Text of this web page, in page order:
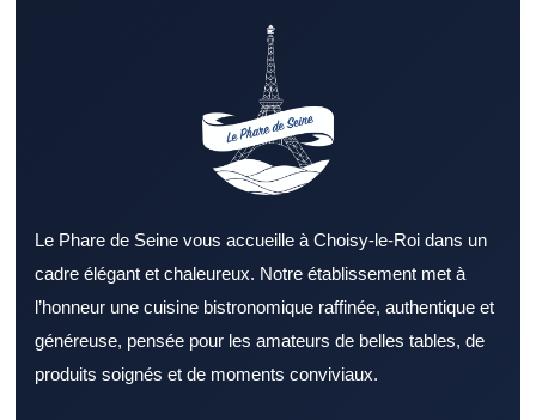
Le Phare de Seine vous accueille à Choisy-le-Roi dans un
cadre élégant et chaleureux. Notre établissement met à
l’honneur une cuisine bistronomique raffinée, authentique et
généreuse, pensée pour les amateurs de belles tables, de
produits soignés et de moments conviviaux.